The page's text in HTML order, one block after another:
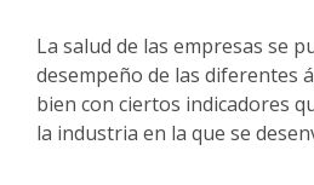
La salud de las empresas se
desempeño de las diferentes
bien con ciertos indicadores
la industria en la que se